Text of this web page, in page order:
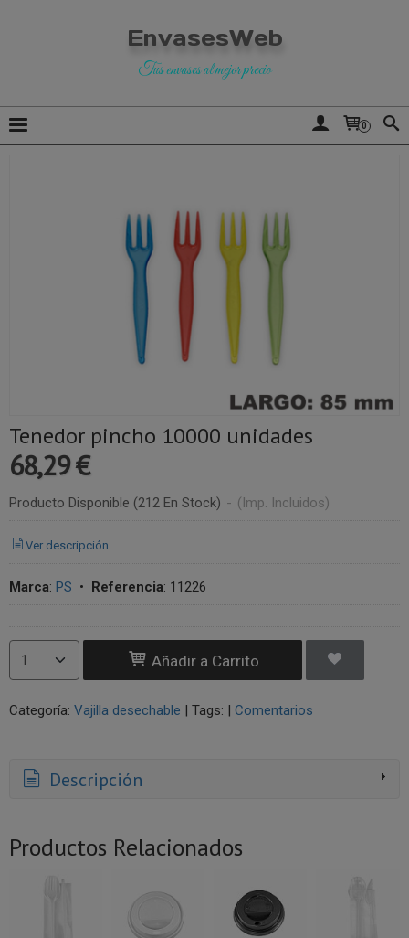
EnvasesWeb
Tus envases al mejor precio
0
Tenedor pincho 10000 unidades
68,29 €
Producto Disponible (212 En Stock) - (Imp. Incluidos)
Ver descripción
Marca: PS • Referencia: 11226
Añadir a Carrito
Categoría: Vajilla desechable | Tags: | Comentarios
Descripción
Productos Relacionados